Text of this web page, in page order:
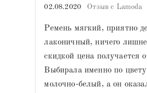
02.08.2020 Отзыв с Lamoda
Ремень мягкий, приятно
лаконичный, ничего
скидкой цена получается
Выбирала именно по
молочно-белый, а он